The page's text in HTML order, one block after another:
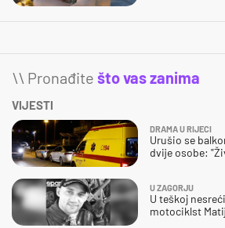
\\ Pronađite što vas zanima
VIJESTI
DRAMA U RIJECI
Urušio se
dvije osobe:
U ZAGORJU
U teškoj
motociklst